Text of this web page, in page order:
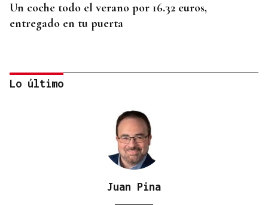
Un coche todo el verano por 16.32 euros,
entregado en tu puerta
Lo último
Juan Pina